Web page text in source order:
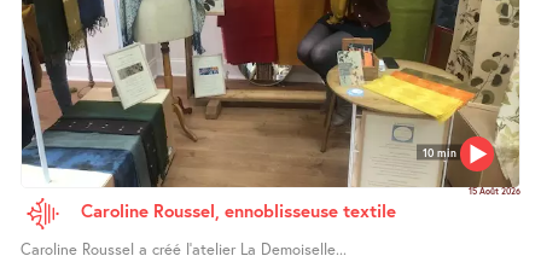
10 min
15 Août 2026
Caroline Roussel, ennoblisseuse textile
Caroline Roussel a créé l’atelier La Demoiselle...